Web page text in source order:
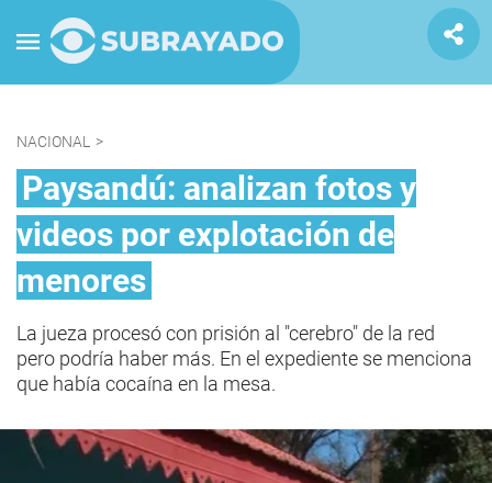
NACIONAL >
Paysandú: analizan fotos y
videos por explotación de
menores
La jueza procesó con prisión al "cerebro" de la red
pero podría haber más. En el expediente se menciona
que había cocaína en la mesa.